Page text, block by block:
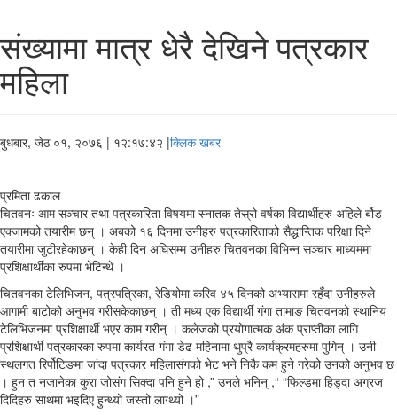
संख्यामा मात्र धेरै देखिने पत्रकार
महिला
बुधबार, जेठ ०१, २०७६ | १२:१७:४२ |क्लिक खबर
प्रमिता ढकाल
चितवनः आम सञ्चार तथा पत्रकारिता विषयमा स्नातक तेस्रो वर्षका विद्यार्थीहरु अहिले र्बोड
एक्जामको तयारीम छन् । अबको १६ दिनमा उनीहरु पत्रकारिताको सैद्धान्तिक परिक्षा दिने
तयारीमा जुटीरहेकाछन् । केही दिन अघिसम्म उनीहरु चितवनका विभिन्न सञ्चार माध्यममा
प्रशिक्षार्थीका रुपमा भेटिन्थे ।
चितवनका टेलिभिजन, पत्रपत्रिका, रेडियोमा करिव ४५ दिनको अभ्यासमा रहँदा उनीहरुले
आगामी बाटोको अनुभव गरीसकेकाछन् । ती मध्य एक विद्यार्थी गंगा तामाङ चितवनको स्थानिय
टेलिभिजनमा प्रशिक्षार्थी भएर काम गरीन् । कलेजको प्रयोगात्मक अंक प्राप्तीका लागि
प्रशिक्षार्थी पत्रकारका रुपमा कार्यरत गंगा डेढ महिनामा थुप्रै कार्यक्रमहरुमा पुगिन् । उनी
स्थलगत रिर्पोटिङमा जांदा पत्रकार महिलासंगको भेट भने निकै कम हुने गरेको उनको अनुभव छ
। हुन त नजानेका कुरा जोसंग सिक्दा पनि हुने हो ,” उनले भनिन् ,“ “फिल्डमा हिड्दा अग्रज
दिदिहरु साथमा भइदिए हुन्थ्यो जस्तो लाग्थ्यो ।”